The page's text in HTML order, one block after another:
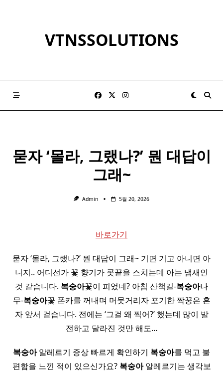
VTNSSOLUTIONS
묻자 ‘몰라, 그랬나?’ 뭔 대답이
그래~
Admin 5월 20, 2026
바로가기
묻자 ‘몰라, 그랬나?’ 뭔 대답이 그래~ 기면 기고 아니면 아
니지.. 어디선가 꽃 향기가 콧끝을 스치는데 아는 냄새인
것 같습니다. 복숭아꽃이 피었네? 아침 산책길-복숭아나
무-복숭아꽃 폰카를 꺼내며 머뭇거리자 포기한 짝꿍은 혼
자 앞서 겉습니다. 전에는 ‘그걸 왜 찍어?’ 했는데 많이 발
전하고 달라진 것만 해도…
복숭아알레르기 증상 빠르게 확인하기 복숭아를 먹고 불
편함을 느낀 적이 있으신가요? 복숭아알레르기는 생각보